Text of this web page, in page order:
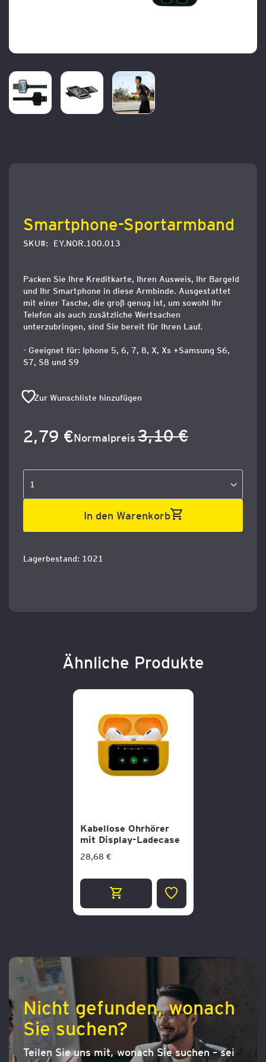
Smartphone-Sportarmband
SKU EY.NOR.100.013
Packen Sie Ihre Kreditkarte, Ihren Ausweis, Ihr Bargeld
und Ihr Smartphone in diese Armbinde. Ausgestattet
mit einer Tasche, die groß genug ist, um sowohl Ihr
Telefon als auch zusätzliche Wertsachen
unterzubringen, sind Sie bereit für Ihren Lauf.
- Geeignet für: Iphone 5, 6, 7, 8, X, Xs +Samsung S6,
S7, S8 und S9
Zur Wunschliste hinzufügen
Sonderangebot
2,79 €Normalpreis 3,10 €
In den Warenkorb
Lagerbestand: 1021
Ähnliche Produkte
Kabellose Ohrhörer
mit Display-Ladecase
28,68 €
ZUR
Nicht gefunden, wonach
Sie suchen?
Teilen Sie uns mit, wonach Sie suchen – sei